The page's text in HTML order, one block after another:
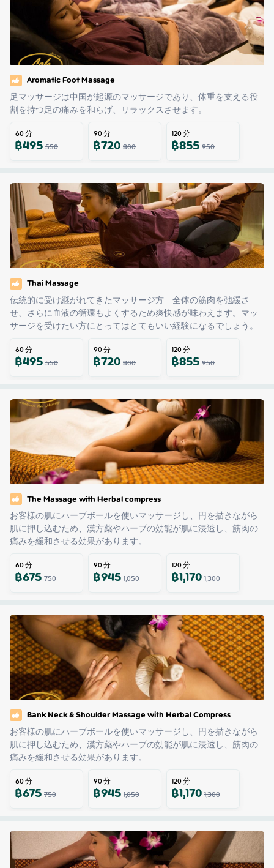
Aromatic Foot Massage
足マッサージは中国が起源のマッサージであり、体重を支える役
割を持つ足の痛みを和らげ、リラックスさせます。
60分
฿495550
90分
฿720800
120分
฿855950
Thai Massage
伝統的に受け継がれてきたマッサージ方　全体の筋肉を弛緩さ
せ、さらに血液の循環もよくするため爽快感が味わえます。マッ
サージを受けたい方にとってはとてもいい経験になるでしょう。
60分
฿495550
90分
฿720800
120分
฿855950
The Massage with Herbal compress
お客様の肌にハーブボールを使いマッサージし、円を描きながら
肌に押し込むため、漢方薬やハーブの効能が肌に浸透し、筋肉の
痛みを緩和させる効果があります。
60分
฿675750
90分
฿9451,050
120分
฿1,1701,300
Bank Neck & Shoulder Massage with Herbal Compress
お客様の肌にハーブボールを使いマッサージし、円を描きながら
肌に押し込むため、漢方薬やハーブの効能が肌に浸透し、筋肉の
痛みを緩和させる効果があります。
60分
฿675750
90分
฿9451,050
120分
฿1,1701,300